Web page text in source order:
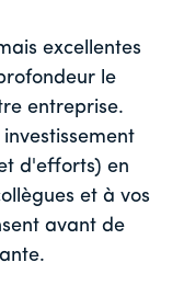
excellentes
le
entreprise.
d'efforts) en
et à vos
avant de